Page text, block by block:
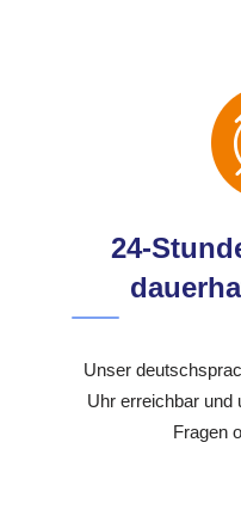
24-
Unser
Uhr erreichbar und
Fragen